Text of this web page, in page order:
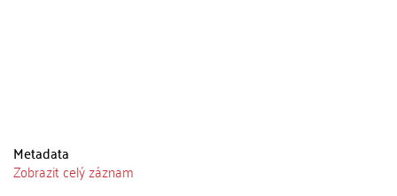
Metadata
Zobrazit celý záznam